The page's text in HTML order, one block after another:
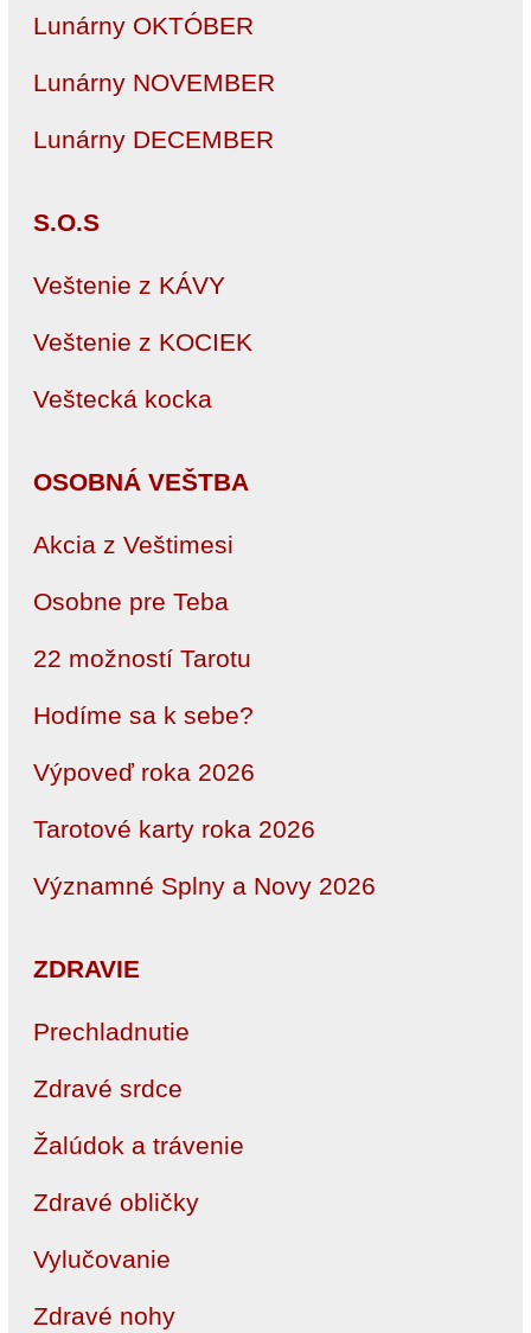
Lunárny OKTÓBER
Lunárny NOVEMBER
Lunárny DECEMBER
S.O.S
Veštenie z KÁVY
Veštenie z KOCIEK
Veštecká kocka
OSOBNÁ VEŠTBA
Akcia z Veštimesi
Osobne pre Teba
22 možností Tarotu
Hodíme sa k sebe?
Výpoveď roka 2026
Tarotové karty roka 2026
Významné Splny a Novy 2026
ZDRAVIE
Prechladnutie
Zdravé srdce
Žalúdok a trávenie
Zdravé obličky
Vylučovanie
Zdravé nohy